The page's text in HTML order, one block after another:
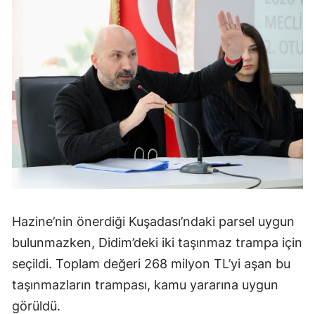
Hazine’nin önerdiği Kuşadası’ndaki parsel uygun
bulunmazken, Didim’deki iki taşınmaz trampa için
seçildi. Toplam değeri 268 milyon TL’yi aşan bu
taşınmazların trampası, kamu yararına uygun
görüldü.